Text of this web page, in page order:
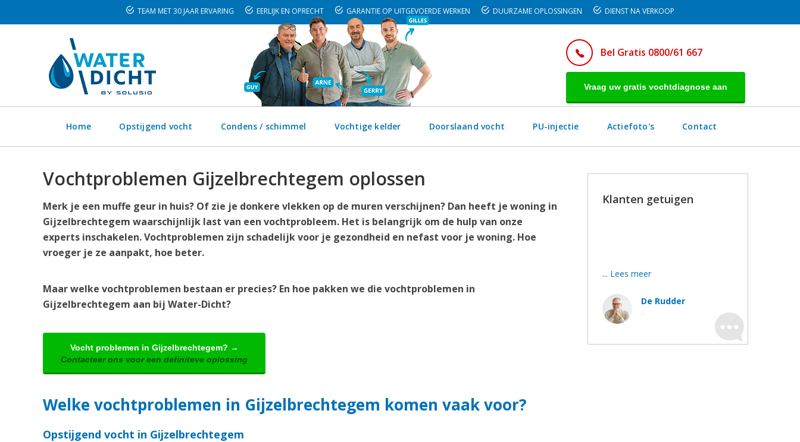
TEAM MET 30 JAAR ERVARING EERLIJK EN OPRECHT GARANTIE OP UITGEVOERDE WERKEN DUURZAME OPLOSSINGEN DIENST NA VERKOOP
Bel Gratis 0800/61 667
Vraag uw gratis vochtdiagnose aan
Home Opstijgend vocht Condens / schimmel Vochtige kelder Doorslaand vocht PU-injectie Actiefoto's Contact
Vochtproblemen Gijzelbrechtegem oplossen
Merk je een muffe geur in huis? Of zie je donkere vlekken op de muren verschijnen? Dan heeft je woning in
Gijzelbrechtegem waarschijnlijk last van een vochtprobleem. Het is belangrijk om de hulp van onze
experts inschakelen. Vochtproblemen zijn schadelijk voor je gezondheid en nefast voor je woning. Hoe
vroeger je ze aanpakt, hoe beter.
Maar welke vochtproblemen bestaan er precies? En hoe pakken we die vochtproblemen in
Gijzelbrechtegem aan bij Water-Dicht?
Vocht problemen in Gijzelbrechtegem? →
Contacteer ons voor een definiteve oplossing
Welke vochtproblemen in Gijzelbrechtegem komen vaak voor?
Opstijgend vocht in Gijzelbrechtegem
Klanten getuigen
... Lees meer
De Rudder
-